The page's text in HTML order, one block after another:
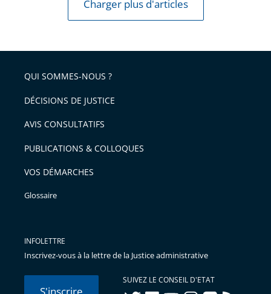
le
Charger plus d'articles
QUI SOMMES-NOUS ?
DÉCISIONS DE JUSTICE
AVIS CONSULTATIFS
PUBLICATIONS & COLLOQUES
VOS DÉMARCHES
Glossaire
INFOLETTRE
Inscrivez-vous à la lettre de la Justice administrative
S'inscrire
SUIVEZ LE CONSEIL D'ETAT